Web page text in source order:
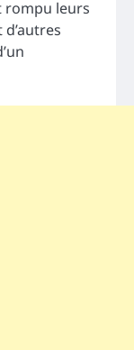
rompu leurs